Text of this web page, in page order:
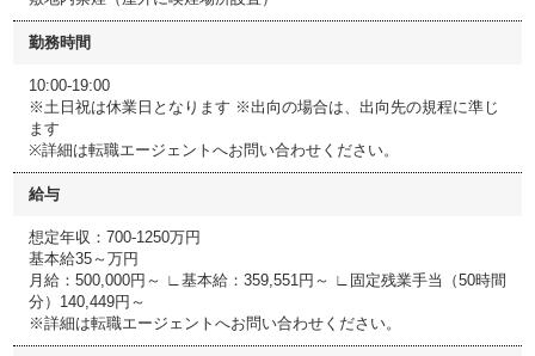
勤務時間
10:00-19:00
※土日祝は休業日となります ※出向の場合は、出向先の規程に準じ
ます
※詳細は転職エージェントへお問い合わせください。
給与
想定年収：700-1250万円
基本給35～万円
月給：500,000円～ ∟基本給：359,551円～ ∟固定残業手当（50時間
分）140,449円～
※詳細は転職エージェントへお問い合わせください。